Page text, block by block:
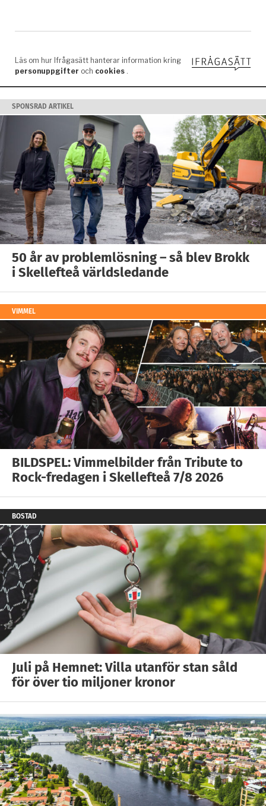
SPONSRAD ARTIKEL
50 år av problemlösning – så blev Brokk
i Skellefteå världsledande
VIMMEL
BILDSPEL: Vimmelbilder från Tribute to
Rock-fredagen i Skellefteå 7/8 2026
BOSTAD
Juli på Hemnet: Villa utanför stan såld
för över tio miljoner kronor